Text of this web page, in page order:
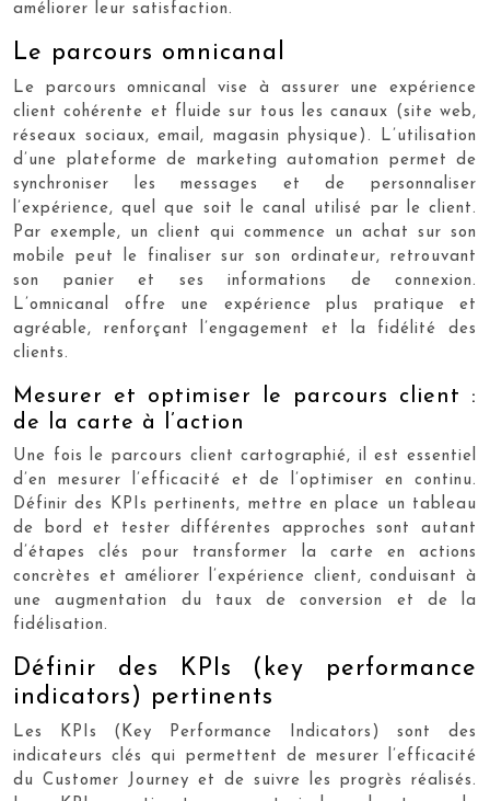
améliorer leur satisfaction.
Le parcours omnicanal
Le parcours omnicanal vise à assurer une expérience
client cohérente et fluide sur tous les canaux (site web,
réseaux sociaux, email, magasin physique). L’utilisation
d’une plateforme de marketing automation permet de
synchroniser les messages et de personnaliser
l’expérience, quel que soit le canal utilisé par le client.
Par exemple, un client qui commence un achat sur son
mobile peut le finaliser sur son ordinateur, retrouvant
son panier et ses informations de connexion.
L’omnicanal offre une expérience plus pratique et
agréable, renforçant l’engagement et la fidélité des
clients.
Mesurer et optimiser le parcours client :
de la carte à l’action
Une fois le parcours client cartographié, il est essentiel
d’en mesurer l’efficacité et de l’optimiser en continu.
Définir des KPIs pertinents, mettre en place un tableau
de bord et tester différentes approches sont autant
d’étapes clés pour transformer la carte en actions
concrètes et améliorer l’expérience client, conduisant à
une augmentation du taux de conversion et de la
fidélisation.
Définir des KPIs (key performance
indicators) pertinents
Les KPIs (Key Performance Indicators) sont des
indicateurs clés qui permettent de mesurer l’efficacité
du Customer Journey et de suivre les progrès réalisés.